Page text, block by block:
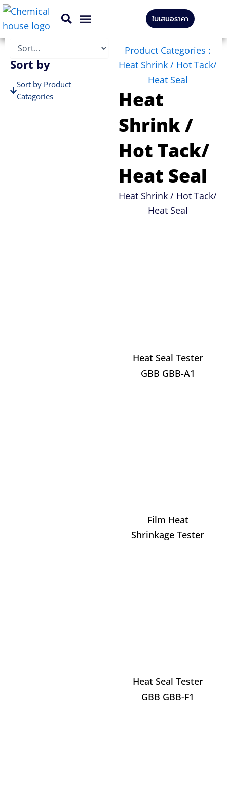
Skip
to
content
ใบเสนอราคา
Sort by
Sort by Product
Catagories
Product Categories :
Heat Shrink / Hot Tack/
Heat Seal
Heat
Shrink /
Hot Tack/
Heat Seal
Heat Shrink / Hot Tack/
Heat Seal
Heat Seal Tester
GBB GBB-A1
Film Heat
Shrinkage Tester
Heat Seal Tester
GBB GBB-F1